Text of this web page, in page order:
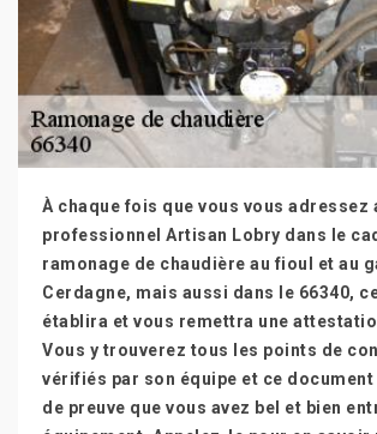
À chaque fois que vous vous adressez
professionnel Artisan Lobry dans le
ramonage de chaudière au fioul et au
Cerdagne, mais aussi dans le 66340,
établira et vous remettra une
Vous y trouverez tous les points de
vérifiés par son équipe et ce
de preuve que vous avez bel et bien